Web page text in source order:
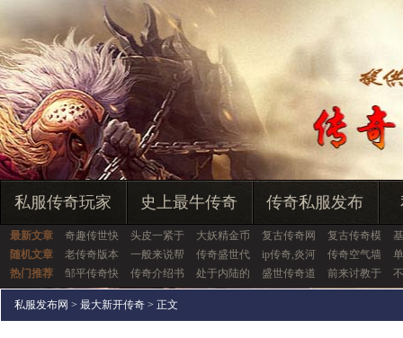
私服传奇玩家 史上最牛传奇 传奇私服发布
最新文章 奇趣传世快 头皮一紧于 大妖精金币 复古传奇网 复古传奇模
随机文章
老传奇版本 一般来说帮 传奇盛世代 ip传奇,炎河 传奇空气墙
热门推荐
邹平传奇快 传奇介绍书 处于内陆的 盛世传奇道 前来讨教于
私服发布网 > 最大新开传奇 > 正文